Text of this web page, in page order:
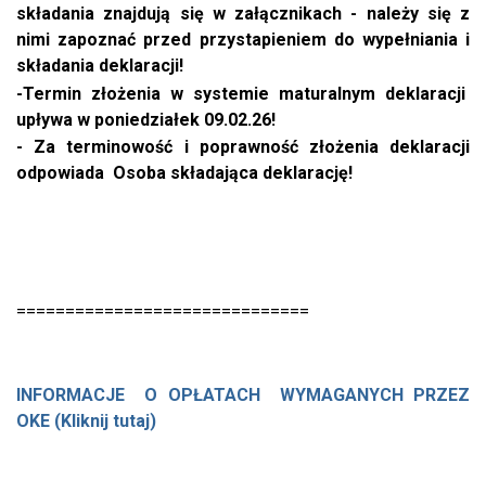
składania znajdują się w załącznikach - należy się z
nimi zapoznać przed przystapieniem do wypełniania i
składania deklaracji!
-Termin złożenia w systemie maturalnym deklaracji
upływa w poniedziałek 09.02.26!
- Za terminowość i poprawność złożenia deklaracji
odpowiada Osoba składająca deklarację!
==============================
INFORMACJE O OPŁATACH WYMAGANYCH PRZEZ
OKE (Kliknij tutaj)